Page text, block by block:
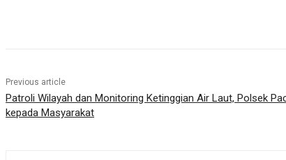
Previous article
Patroli Wilayah dan Monitoring Ketinggian Air Laut, Polsek
kepada Masyarakat